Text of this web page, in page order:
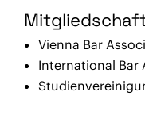
Vienna Bar
International Bar